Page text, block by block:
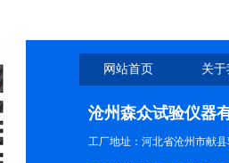
网站首页 关
沧州森众试验仪器
工厂地址：河北省沧州市献